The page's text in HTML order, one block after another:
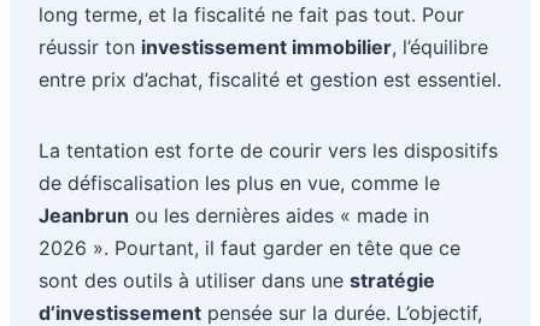
long terme, et la fiscalité ne fait pas tout. Pour
réussir ton investissement immobilier, l’équilibre
entre prix d’achat, fiscalité et gestion est essentiel.
La tentation est forte de courir vers les dispositifs
de défiscalisation les plus en vue, comme le
Jeanbrun ou les dernières aides « made in
2026 ». Pourtant, il faut garder en tête que ce
sont des outils à utiliser dans une stratégie
d’investissement pensée sur la durée. L’objectif,